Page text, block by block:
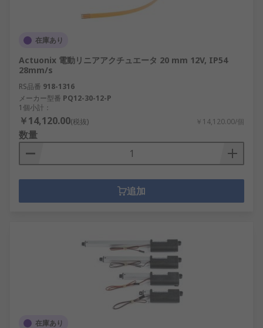
在庫あり
Actuonix 電動リニアアクチュエータ 20 mm 12V, IP54
28mm/s
RS品番 918-1316
メーカー型番 PQ12-30-12-P
1個小計：
￥14,120.00(税抜) ￥14,120.00/個
数量
追加
在庫あり